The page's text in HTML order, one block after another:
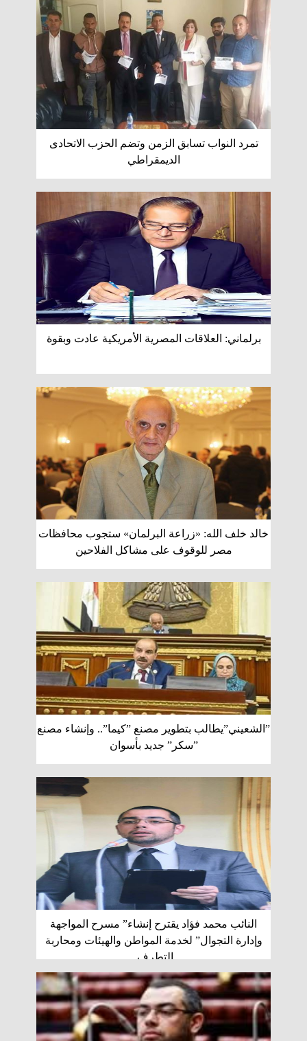
تمرد النواب تسابق الزمن وتضم الحزب الاتحادى
الديمقراطي
برلماني: العلاقات المصرية الأمريكية عادت وبقوة
خالد خلف الله: «زراعة البرلمان» ستجوب محافظات
مصر للوقوف على مشاكل الفلاحين
”الشعيني”يطالب بتطوير مصنع ”كيما”.. وإنشاء مصنع
”سكر” جديد بأسوان
النائب محمد فؤاد يقترح إنشاء” مسرح المواجهة
وإدارة التجوال” لخدمة المواطن والهيئات ومحاربة
التطرف.